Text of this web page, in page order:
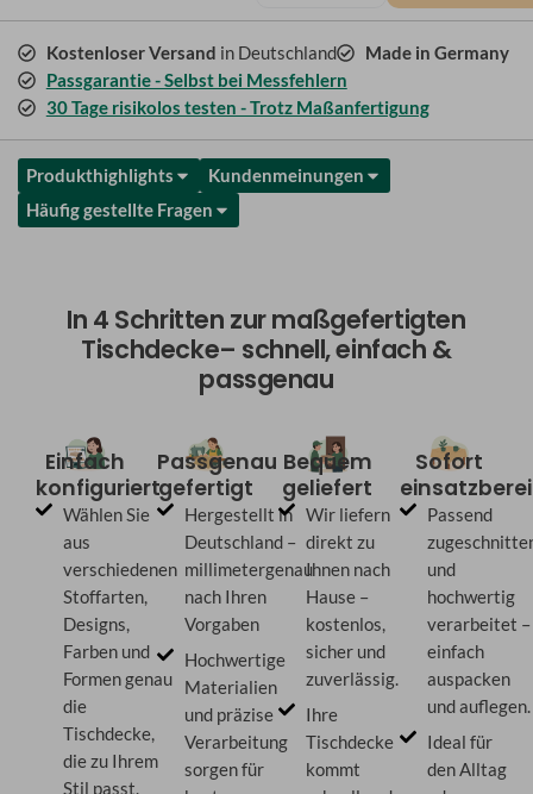
Kostenloser Versand in Deutschland
Made in Germany
Passgarantie - Selbst bei Messfehlern
30 Tage risikolos testen - Trotz Maßanfertigung
Produkthighlights
Kundenmeinungen
Häufig gestellte Fragen
In 4 Schritten zur maßgefertigten
Tischdecke– schnell, einfach &
passgenau
Einfach
konfiguriert
Wählen Sie
aus
verschiedenen
Stoffarten,
Designs,
Farben und
Formen genau
die
Tischdecke,
die zu Ihrem
Stil passt.
Passgenau
gefertigt
Hergestellt in
Deutschland –
millimetergenau
nach Ihren
Vorgaben
Hochwertige
Materialien
und präzise
Verarbeitung
sorgen für
Bequem
geliefert
Wir liefern
direkt zu
Ihnen nach
Hause –
kostenlos,
sicher und
zuverlässig.
Ihre
Tischdecke
kommt
Sofort
Passend
und
hochwertig
verarbeitet –
einfach
auspacken
und auflegen.
Ideal für
den Alltag